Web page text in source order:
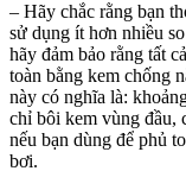
– Hãy chắc rằng bạn
sử dụng ít hơn nhiều
hãy đảm bảo rằng tất
toàn bằng kem chống
này có nghĩa là:
chỉ bôi kem vùng đầu,
nếu bạn dùng để phủ
bơi.